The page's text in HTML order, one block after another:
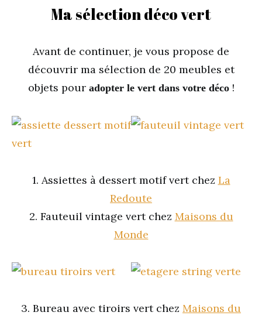
Ma sélection déco vert
Avant de continuer, je vous propose de
découvrir ma sélection de 20 meubles et
objets pour adopter le vert dans votre déco!
1. Assiettes à dessert motif vert chez La
Redoute
2. Fauteuil vintage vert chez Maisons du
Monde
3. Bureau avec tiroirs vert chez Maisons du